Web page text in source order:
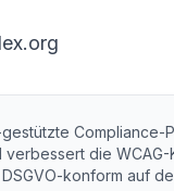
die
konform auf